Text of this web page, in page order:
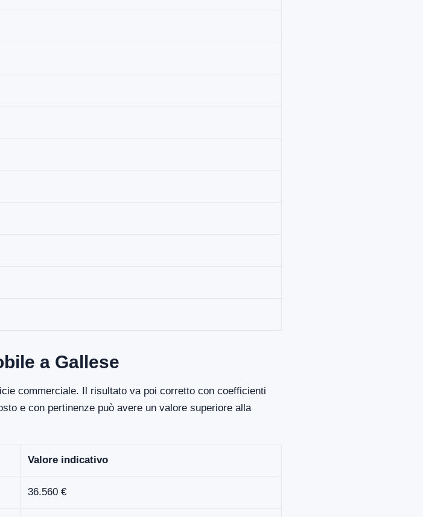
a Gallese
commerciale. Il risultato va poi corretto con coefficienti
e con pertinenze può avere un valore superiore alla
Valore indicativo
36.560 €